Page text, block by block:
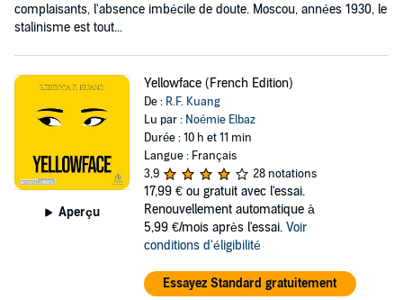
complaisants, l'absence imbécile de doute. Moscou, années 1930, le
stalinisme est tout...
Aperçu
Yellowface (French Edition)
De : R.F. Kuang
Lu par : Noémie Elbaz
Durée : 10 h et 11 min
Langue : Français
3,9
28 notations
17,99 € ou gratuit avec l'essai.
Renouvellement automatique à
5,99 €/mois après l'essai. Voir
conditions d'éligibilité
Essayez Standard gratuitement